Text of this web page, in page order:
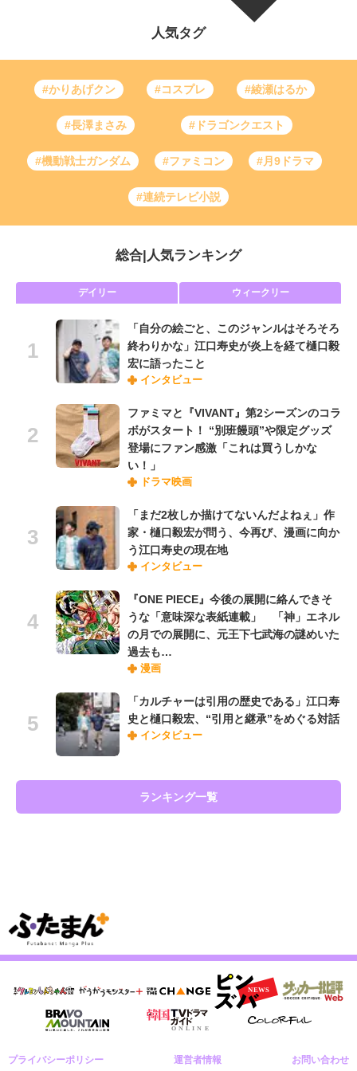
人気タグ
#かりあげクン #コスプレ #綾瀬はるか
#長澤まさみ #ドラゴンクエスト
#機動戦士ガンダム #ファミコン #月9ドラマ
#連続テレビ小説
総合 人気ランキング
デイリー ウィークリー
「自分の絵ごと、このジャンルはそろそろ
終わりかな」江口寿史が炎上を経て樋口毅
宏に語ったこと
インタビュー
ファミマと『VIVANT』第2シーズンのコラ
ボがスタート！ “別班饅頭”や限定グッズ
登場にファン感激「これは買うしかな
い！」
ドラマ映画
「まだ2枚しか描けてないんだよねぇ」作
家・樋口毅宏が問う、今再び、漫画に向か
う江口寿史の現在地
インタビュー
『ONE PIECE』今後の展開に絡んできそ
うな「意味深な表紙連載」 「神」エネル
の月での展開に、元王下七武海の謎めいた
過去も…
漫画
「カルチャーは引用の歴史である」江口寿
史と樋口毅宏、“引用と継承”をめぐる対話
インタビュー
ランキング一覧
プライバシーポリシー 運営者情報 お問い合わせ